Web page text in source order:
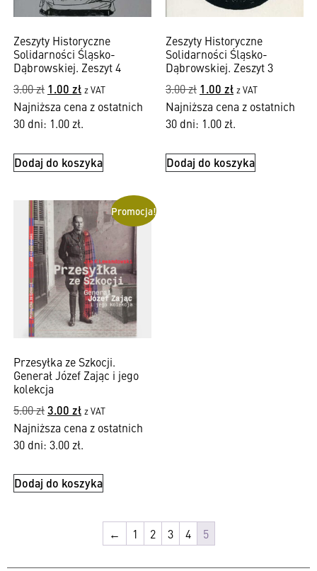
Zeszyty Historyczne
Solidarności Śląsko-
Dąbrowskiej. Zeszyt 4
3.00zł 1.00 zł z VAT
Najniższa cena z ostatnich
30 dni: 1.00zł.
Dodaj do koszyka
Zeszyty Historyczne
Solidarności Śląsko-
Dąbrowskiej. Zeszyt 3
3.00zł 1.00 zł z VAT
Najniższa cena z ostatnich
30 dni: 1.00zł.
Dodaj do koszyka
Promocja!
Przesyłka ze Szkocji.
Generał Józef Zając i jego
kolekcja
5.00zł3.00 zł z VAT
Najniższa cena z ostatnich
30 dni: 3.00 zł.
Dodaj do koszyka
← 1 2 3 4 5